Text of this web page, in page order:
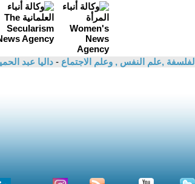
الفلسفة ,علم النفس , وعلم الاجتماع - داليا عبد